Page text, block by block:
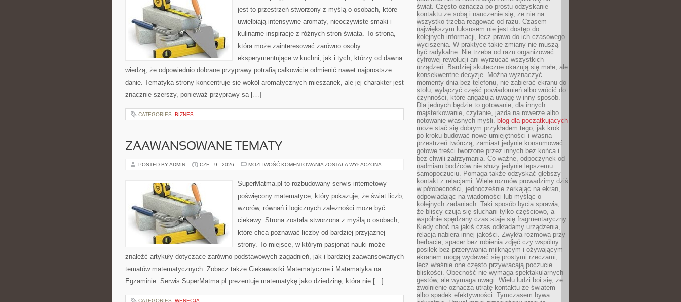
jest to przestrzeń stworzony z myślą o osobach, które
uwielbiają intensywne aromaty, nieoczywiste smaki i
kulinarne inspiracje z różnych stron świata. To strona,
która może zainteresować zarówno osoby
eksperymentujące w kuchni, jak i tych, którzy od dawna
wiedzą, że odpowiednio dobrane przyprawy potrafią całkowicie odmienić nawet najprostsze
danie. Tematyka strony koncentruje się wokół aromatycznych mieszanek, ale jej charakter jest
znacznie szerszy, ponieważ przyprawy są […]
CATEGORIES: BIZNES
ZAAWANSOWANE TEMATY
POSTED BY ADMIN CZE - 9 - 2026 MOŻLIWOŚĆ KOMENTOWANIA ZAAWANSOWANE
ZOSTAŁA WYŁĄCZONA
SuperMatma.pl to rozbudowany serwis internetowy
poświęcony matematyce, który pokazuje, że świat liczb,
wzorów, równań i logicznych zależności może być
ciekawy. Strona została stworzona z myślą o osobach,
które chcą poznawać liczby od bardziej przyjaznej
strony. To miejsce, w którym pasjonat nauki może
znaleźć artykuły dotyczące zarówno podstawowych zagadnień, jak i bardziej zaawansowanych
tematów matematycznych. Zobacz także Ciekawostki Matematyczne i Matematyka na
Egzaminie. Serwis SuperMatma.pl prezentuje matematykę jako dziedzinę, która nie […]
CATEGORIES: WENECJA
świat. Często oznacza po prostu odzyskanie
kontaktu ze sobą i nauczenie się, że nie na
wszystko trzeba reagować od razu. Czasem
największym luksusem nie jest dostęp do
kolejnych informacji, lecz prawo do ich czasowego
wyciszenia. W praktyce takie zmiany nie muszą
być radykalne. Nie trzeba od razu organizować
cyfrowej rewolucji ani wyrzucać wszystkich
urządzeń. Bardziej skuteczne okazują się małe, ale
konsekwentne decyzje. Można wyznaczyć
momenty dnia bez telefonu, nie zabierać ekranu do
stołu, wyłączyć część powiadomień albo wrócić do
czynności, które angażują uwagę w inny sposób.
Dla jednych będzie to gotowanie, dla innych
majsterkowanie, czytanie, jazda na rowerze albo
notowanie własnych myśli. blog dla początkujących
może stać się dobrym przykładem tego, jak krok
po kroku budować nowe umiejętności i własną
przestrzeń twórczą, zamiast jedynie konsumować
gotowe treści tworzone przez innych bez końca i
bez chwili zatrzymania. Co ważne, odpoczynek od
nadmiaru bodźców nie służy jedynie lepszemu
samopoczuciu. Pomaga także odzyskać głębszy
kontakt z relacjami. Wiele rozmów prowadzimy dziś
w półobecności, jednocześnie zerkając na ekran,
odpowiadając na wiadomości lub myśląc o
kolejnych zadaniach. Taki sposób bycia sprawia,
że bliscy czują się słuchani tylko częściowo, a
wspólnie spędzany czas staje się fragmentaryczny.
Kiedy choć na jakiś czas odkładamy urządzenia,
relacja nabiera innej jakości. Zwykła rozmowa przy
herbacie, spacer bez robienia zdjęć czy wspólny
posiłek bez przerywania milknącym i ożywającym
ekranem mogą wydawać się prostymi rzeczami,
lecz właśnie one często przywracają poczucie
bliskości. Obecność nie wymaga spektakularnych
gestów, ale wymaga uwagi. Wielu ludzi boi się, że
zwolnienie oznacza utratę kontaktu ze światem
albo spadek efektywności. Tymczasem bywa